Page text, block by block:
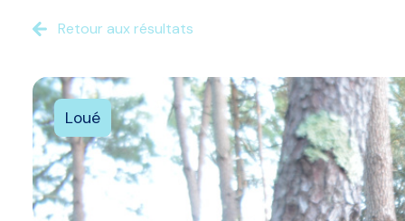
Ventes
Estimation
Nos
biens
vendus
Retour aux résultats
Loué